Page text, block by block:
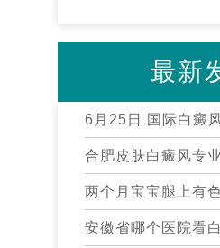
最新
6月25日 国际白癜
合肥皮肤白癜风专
两个月宝宝腿上有
安徽省哪个医院看